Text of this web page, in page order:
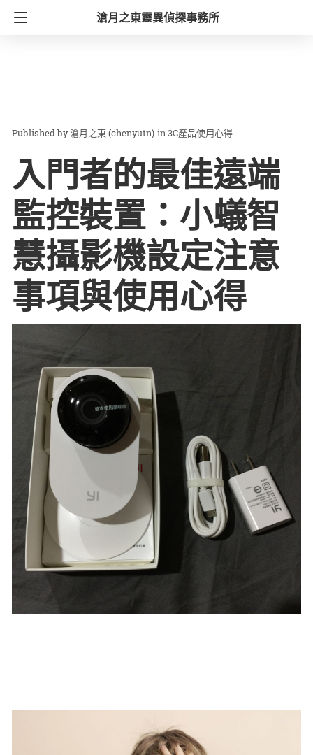
滄月之東靈異偵探事務所
滄月之東 (chenyutn) in3C產品使用心得
入門者的最佳遠端
監控裝置：小蟻智
慧攝影機設定注意
事項與使用心得